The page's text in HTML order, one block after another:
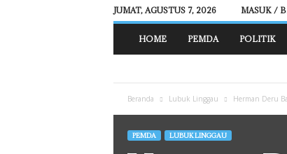
JUMAT, AGUSTUS 7, 2026
MASUK /
R
H
T
E
HOME PEMDA POLITIK
Beranda Lubuk Linggau Herman Deru
PEMDA LUBUK LINGGAU